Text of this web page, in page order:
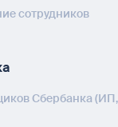
сотрудников
Сбербанка